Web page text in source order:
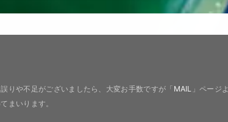
りや不足がございましたら、大変お手数ですが「MAIL 」ページ
まいります。